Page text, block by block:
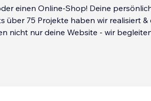
einen Online-Shop! Deine
über 75 Projekte haben wir realisiert &
nicht nur deine Website - wir